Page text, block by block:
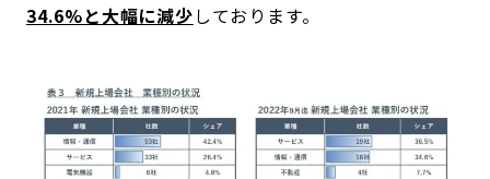
34.6%と大幅に減少しております。